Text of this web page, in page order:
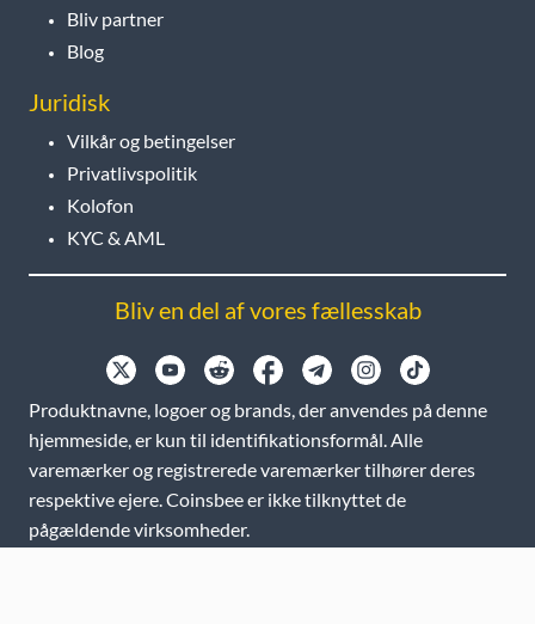
Bliv partner
Blog
Juridisk
Vilkår og betingelser
Privatlivspolitik
Kolofon
KYC & AML
Bliv en del af vores fællesskab
Produktnavne, logoer og brands, der anvendes på denne
hjemmeside, er kun til identifikationsformål. Alle
varemærker og registrerede varemærker tilhører deres
respektive ejere. Coinsbee er ikke tilknyttet de
pågældende virksomheder.